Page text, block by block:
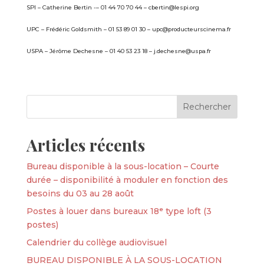
SPI – Catherine Bertin -– 01 44 70 70 44 – cbertin@lespi.org
UPC – Frédéric Goldsmith – 01 53 89 01 30 – upc@producteurscinema.fr
USPA – Jérôme Dechesne – 01 40 53 23 18 – j.dechesne@uspa.fr
Articles récents
Bureau disponible à la sous-location – Courte
durée – disponibilité à moduler en fonction des
besoins du 03 au 28 août
Postes à louer dans bureaux 18ᵉ type loft (3
postes)
Calendrier du collège audiovisuel
BUREAU DISPONIBLE À LA SOUS-LOCATION